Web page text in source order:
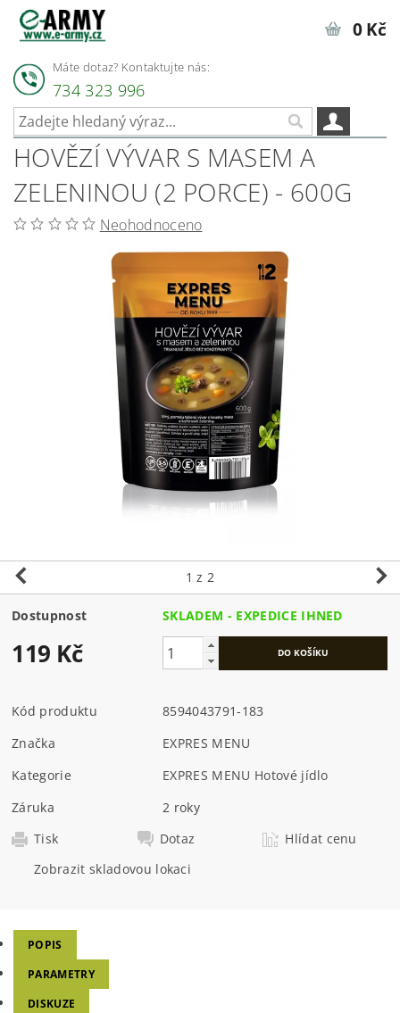
Máte dotaz? Kontaktujte nás:
734 323 996
0 Kč
HOVĚZÍ VÝVAR S MASEM A
ZELENINOU (2 PORCE) - 600G
Neohodnoceno
1 z 2
Dostupnost SKLADEM - EXPEDICE IHNED
119 Kč
Kód produktu
8594043791-183
Značka
EXPRES MENU
Kategorie
EXPRES MENU Hotové jídlo
Záruka
2 roky
Tisk
Dotaz
Hlídat cenu
Zobrazit skladovou lokaci
POPIS
PARAMETRY
DISKUZE